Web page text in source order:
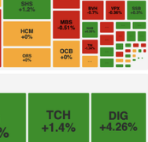
Tiêu dùng và dư
luận
Công nghệ